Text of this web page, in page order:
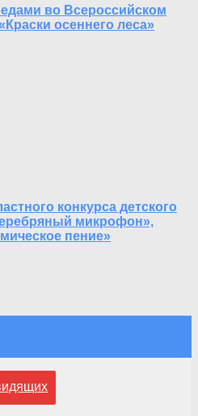
во Всероссийском
осеннего леса»
конкурса детского
микрофон»,
пение»